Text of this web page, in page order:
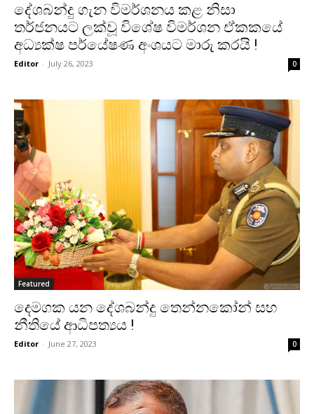
දේශබන්දු ගැන විමර්ශනය කළ නිසා
තර්ජනයට ලක්වූ විශේෂ විමර්ශන ඒකකයේ
අධ්‍යක්ෂ පර්යේෂණ අංශයට මාරු කරයි !
Editor - July 26, 2023 0
Featured
දෙමගක යන දේශබන්දු තෙන්නකෝන් සහ
නීතියේ ආධිපත්‍යය !
Editor - June 27, 2023 0